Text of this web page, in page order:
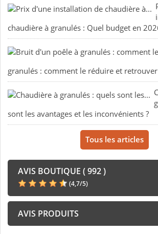
chaudière à granulés : Quel budget en
granulés : comment le réduire et retrouver
sont les avantages et les inconvénients ?
Tous les articles
AVIS BOUTIQUE ( 992 )
(4,7/5)
AVIS PRODUITS